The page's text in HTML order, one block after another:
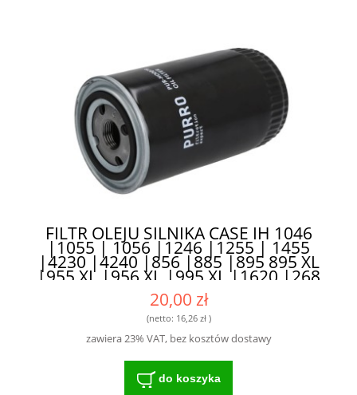
FILTR OLEJU SILNIKA CASE IH 1046
|1055 | 1056 |1246 |1255 | 1455
|4230 |4240 |856 |885 |895 895 XL
|955 XL |956 XL |995 XL |1620 |268
|288 |395XL |495XL |595XL |695XL
795XL |485XL |585XL |685XL |785XL
|985XL - SPRAWDZONA
TECHNOLOGIA DLA ROLNIKÓW
20,00 zł
(netto: 16,26 zł)
zawiera 23% VAT, bez kosztów dostawy
do koszyka